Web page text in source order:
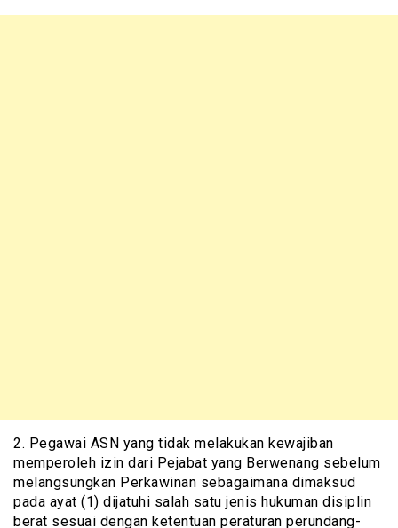
2. Pegawai ASN yang tidak melakukan kewajiban
memperoleh izin dari Pejabat yang Berwenang sebelum
melangsungkan Perkawinan sebagaimana dimaksud
pada ayat (1) dijatuhi salah satu jenis hukuman disiplin
berat sesuai dengan ketentuan peraturan perundang-